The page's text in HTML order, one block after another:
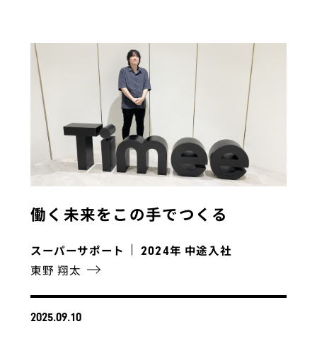
働く未来をこの手でつくる
スーパーサポート 2024年 中途入社
東野 翔太
2025.09.10